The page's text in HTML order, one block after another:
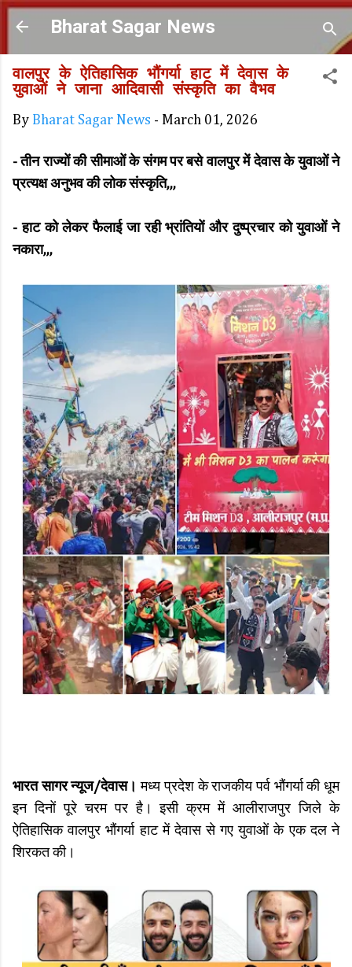
Skip to main content
Bharat Sagar News
वालपुर के ऐतिहासिक भौंगर्या हाट में देवास के
युवाओं ने जाना आदिवासी संस्कृति का वैभव
By Bharat Sagar News - March 01, 2026
- तीन राज्यों की सीमाओं के संगम पर बसे वालपुर में देवास के युवाओं ने
प्रत्यक्ष अनुभव की लोक संस्कृति,,,
- हाट को लेकर फैलाई जा रही भ्रांतियों और दुष्प्रचार को युवाओं ने
नकारा,,,
भारत सागर न्यूज/देवास। मध्य प्रदेश के राजकीय पर्व भौंगर्या की धूम
इन दिनों पूरे चरम पर है। इसी क्रम में आलीराजपुर जिले के
ऐतिहासिक वालपुर भौंगर्या हाट में देवास से गए युवाओं के एक दल ने
शिरकत की।